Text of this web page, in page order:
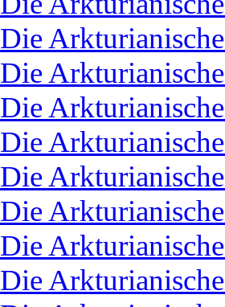
Die
Die
Die
Die
Die
Die
Die
Die